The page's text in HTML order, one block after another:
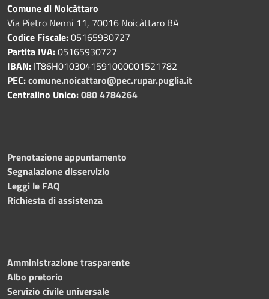
Comune di Noicàttaro
Via Pietro Nenni 11, 70016 Noicàttaro BA
Codice Fiscale:05165930727
Partita IVA:05165930727
IBAN: IT86H0103041591000001521782
PEC:comune.noicattaro@pec.rupar.puglia.it
Centralino Unico:080 4784264
Prenotazione appuntamento
Segnalazione disservizio
Leggi le FAQ
Richiesta di assistenza
Amministrazione trasparente
Albo pretorio
Servizio civile universale